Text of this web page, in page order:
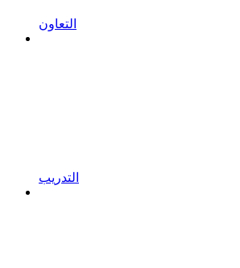
التعاون
التدريب